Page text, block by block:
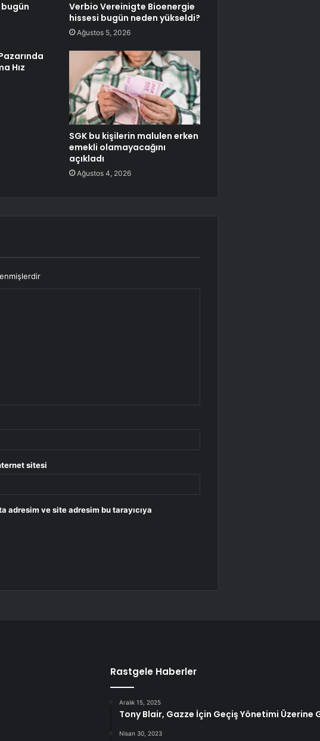
Verbio Vereinigte Bioenergie
hissesi bugün neden yükseldi?
Ağustos 5, 2026
Hız
SGK bu kişilerin malulen erken
emekli olamayacağını
açıkladı
Ağustos 4, 2026
sitesi
adresim ve site adresim bu tarayıcıya
Rastgele Haberler
Aralık 15, 2025
Tony Blair, Gazze İçin Geçiş Yönetimi Üzerine
Nisan 30, 2023